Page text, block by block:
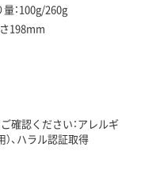
：100g/260g
198mm
認ください：アレルギ
、ハラル認証取得